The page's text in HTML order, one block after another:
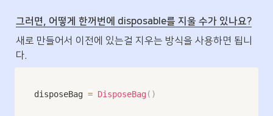
그러면, 어떻게 한꺼번에 disposable를 지울 수가 있나요?
새로 만들어서 이전에 있는걸 지우는 방식을 사용하면 됩니
다.
disposeBag = DisposeBag ( )